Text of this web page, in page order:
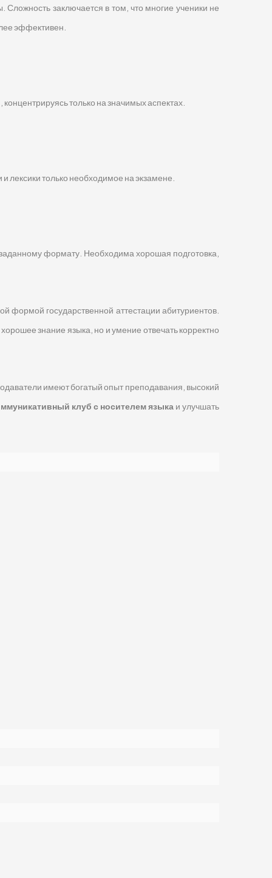
заключается в том, что многие ученики не
эффективен.
только на значимых аспектах.
лексики только необходимое на экзамене.
формату. Необходима хорошая подготовка,
формой государственной аттестации абитуриентов.
знание языка, но и умение отвечать корректно
имеют богатый опыт преподавания, высокий
клуб с носителем языка и улучшать